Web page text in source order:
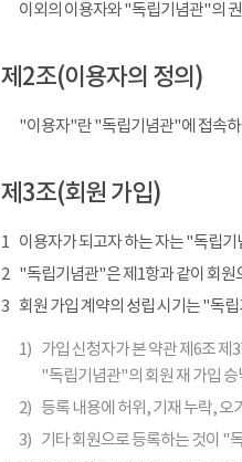
이외의 이용자와 "독립기념관"의
제2조(이용자의 정의)
"이용자"란 "독립기념관"에 접속하
제3조(회원 가입)
1 이용자가 되고자 하는 자는 "독립
2 "독립기념관"은 제1항과 같이 회원
3 회원 가입 계약의 성립 시기는 "독
1) 가입 신청자가 본 약관 제6조 제
"독립기념관"의 회원 재 가입
2) 등록 내용에 허위, 기재 누락, 오
3) 기타 회원으로 등록하는 것이 "